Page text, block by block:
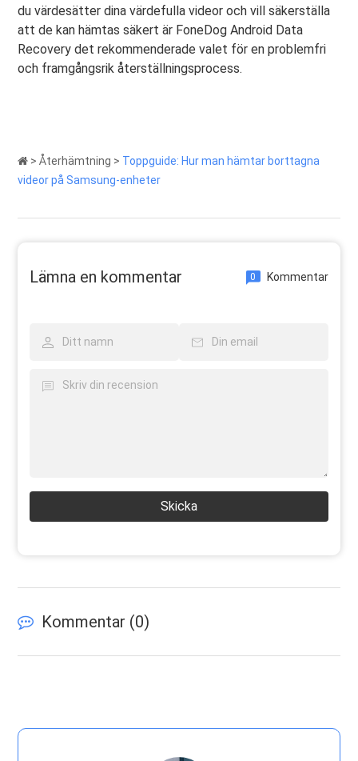
du värdesätter dina värdefulla videor och vill säkerställa
att de kan hämtas säkert är FoneDog Android Data
Recovery det rekommenderade valet för en problemfri
och framgångsrik återställningsprocess.
>Återhämtning > Toppguide: Hur man hämtar borttagna
videor på Samsung-enheter
Lämna en kommentar 0 Kommentar
Skicka
Kommentar (0)